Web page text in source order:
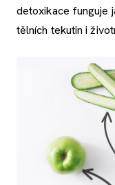
detoxikace funguje
tělních tekutin i